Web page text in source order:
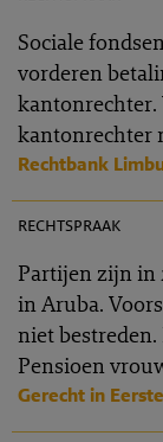
Sociale
vorderen
kantonrechter.
kantonrechter
Rechtbank
rechtspraak
Partijen zijn in
in Aruba.
niet bestreden.
Pensioen
Gerecht in